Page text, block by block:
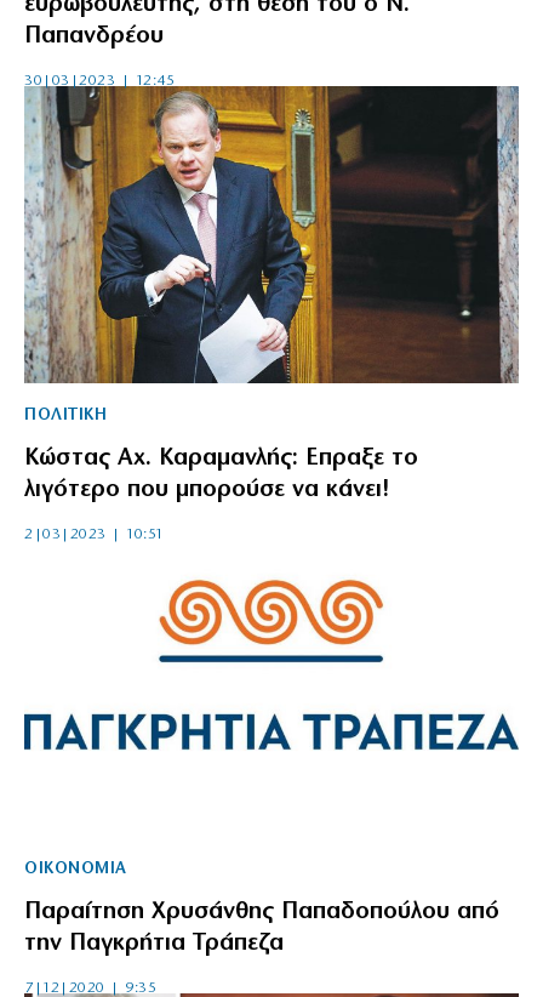
ευρωβουλευτής, στη θέση του ο Ν.
Παπανδρέου
30|03|2023 | 12:45
ΠΟΛΙΤΙΚΗ
Κώστας Αχ. Καραμανλής: Επραξε το
λιγότερο που μπορούσε να κάνει!
2|03|2023 | 10:51
ΟΙΚΟΝΟΜΙΑ
Παραίτηση Χρυσάνθης Παπαδοπούλου από
την Παγκρήτια Τράπεζα
7|12|2020 | 9:35